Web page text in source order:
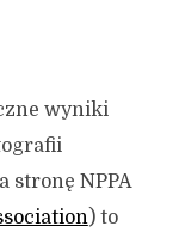
wyniki
stronę NPPA
) to